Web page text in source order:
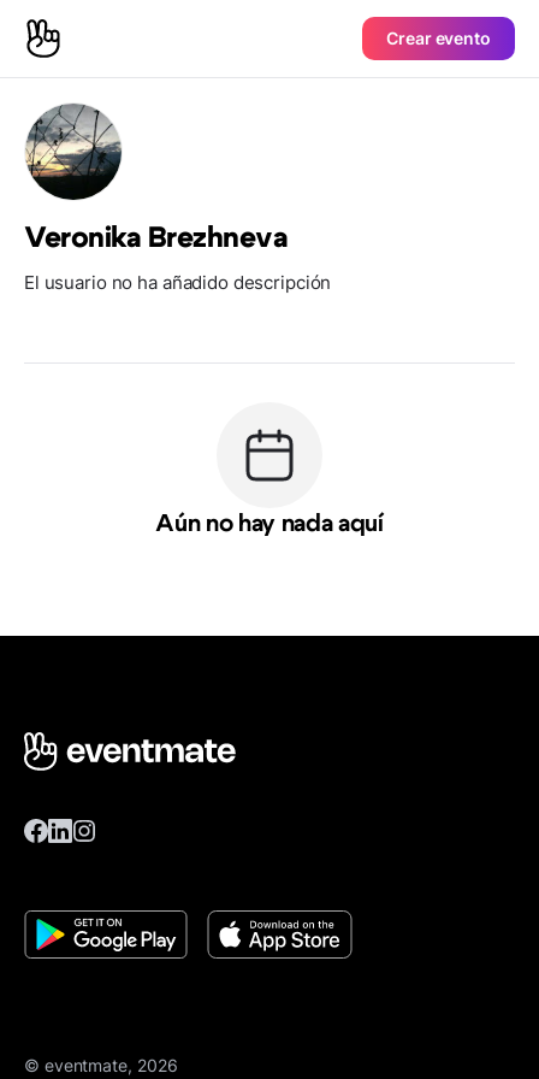
Crear evento
Veronika Brezhneva
El usuario no ha añadido descripción
Aún no hay nada aquí
© eventmate, 2026